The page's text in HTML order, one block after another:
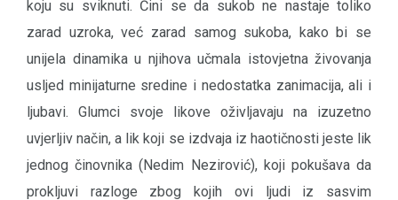
koju su sviknuti. Čini se da sukob ne nastaje toliko
zarad uzroka, već zarad samog sukoba, kako bi se
unijela dinamika u njihova učmala istovjetna živovanja
usljed minijaturne sredine i nedostatka zanimacija, ali i
ljubavi. Glumci svoje likove oživljavaju na izuzetno
uvjerljiv način, a lik koji se izdvaja iz haotičnosti jeste lik
jednog činovnika (Nedim Nezirović), koji pokušava da
prokljuvi razloge zbog kojih ovi ljudi iz sasvim